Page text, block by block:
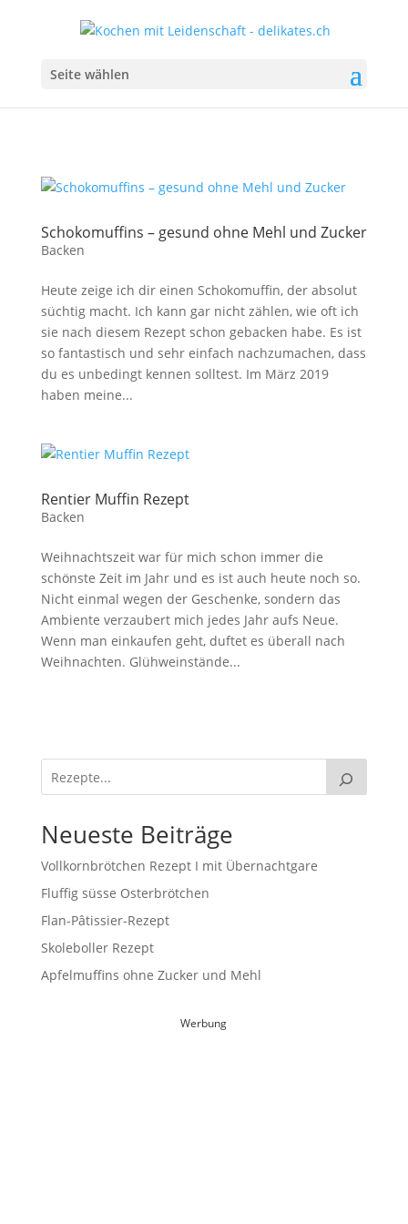
Seite wählen
Schokomuffins – gesund ohne Mehl und Zucker
Backen
Heute zeige ich dir einen Schokomuffin, der absolut
süchtig macht. Ich kann gar nicht zählen, wie oft ich
sie nach diesem Rezept schon gebacken habe. Es ist
so fantastisch und sehr einfach nachzumachen, dass
du es unbedingt kennen solltest. Im März 2019
haben meine...
Rentier Muffin Rezept
Backen
Weihnachtszeit war für mich schon immer die
schönste Zeit im Jahr und es ist auch heute noch so.
Nicht einmal wegen der Geschenke, sondern das
Ambiente verzaubert mich jedes Jahr aufs Neue.
Wenn man einkaufen geht, duftet es überall nach
Weihnachten. Glühweinstände...
Neueste Beiträge
Vollkornbrötchen Rezept I mit Übernachtgare
Fluffig süsse Osterbrötchen
Flan-Pâtissier-Rezept
Skoleboller Rezept
Apfelmuffins ohne Zucker und Mehl
Werbung